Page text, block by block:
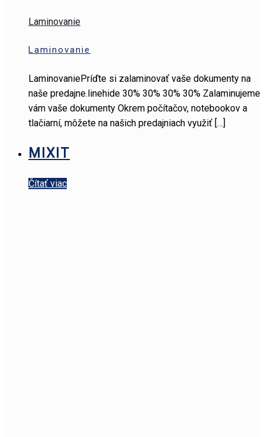
Laminovanie
Laminovanie
LaminovaniePríďte si zalaminovať vaše dokumenty na
naše predajne.linehide 30% 30% 30% 30% Zalaminujeme
vám vaše dokumenty Okrem počítačov, notebookov a
tlačiarní, môžete na našich predajniach využiť […]
MIXIT
Čítať viac